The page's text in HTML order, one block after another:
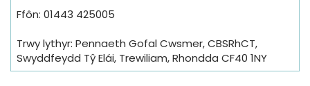
Ffôn: 01443 425005
Trwy lythyr: Pennaeth Gofal Cwsmer, CBSRhCT,
Swyddfeydd Tŷ Elái, Trewiliam, Rhondda CF40 1NY